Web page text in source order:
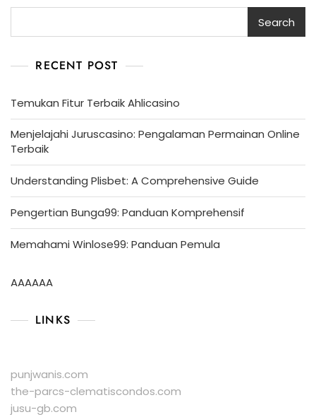
Search
RECENT POST
Temukan Fitur Terbaik Ahlicasino
Menjelajahi Juruscasino: Pengalaman Permainan Online
Terbaik
Understanding Plisbet: A Comprehensive Guide
Pengertian Bunga99: Panduan Komprehensif
Memahami Winlose99: Panduan Pemula
AAAAAA
LINKS
punjwanis.com
the-parcs-clematiscondos.com
jusu-gb.com